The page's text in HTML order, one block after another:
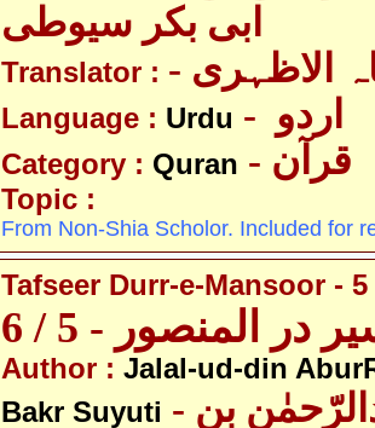
ابی بکر سیوطی
Translator : الاظہری
Language : Urdu
Category : Quran - قرآن
Topic :
From Non-Shia Scholor. Included for
Tafseer Durr-e-Mansoor -
در المنصور - 5 / 6
Author : Jalal-ud-din
Bakr Suyuti - جلال الدین عبدالرّحمٰن بن